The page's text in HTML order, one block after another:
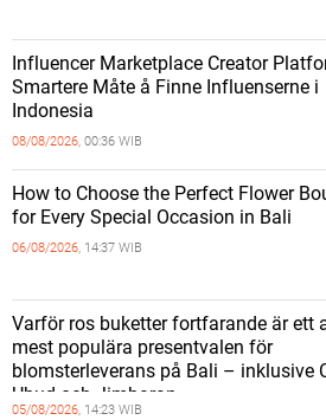
Influencer Marketplace Creator
Smartere Måte å Finne Influenserne i
Indonesia
08/08/2026, 00:36 WIB
How to Choose the Perfect Flower
for Every Special Occasion in Bali
06/08/2026, 14:37 WIB
Varför ros buketter fortfarande är ett
mest populära presentvalen för
blomsterleverans på Bali – inklusive
Ubud och Jimbaran
05/08/2026, 14:23 WIB